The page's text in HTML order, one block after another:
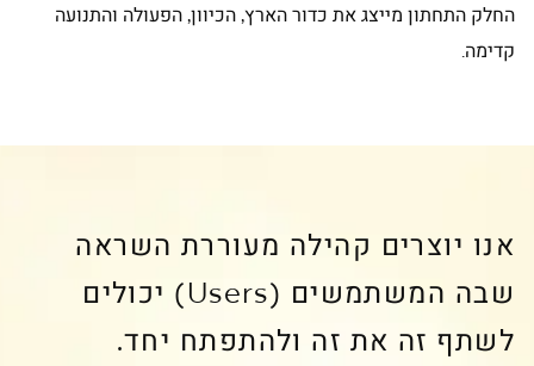
החלק התחתון מייצג את כדור הארץ, הכיוון, הפעולה והתנועה
קדימה.
אנו יוצרים קהילה מעוררת השראה
שבה המשתמשים (Users) יכולים
לשתף זה את זה ולהתפתח יחד.